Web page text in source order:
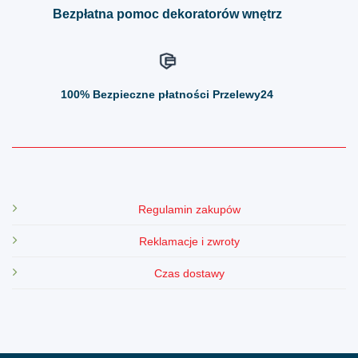
Bezpłatna pomoc dekoratorów wnętrz
100% Bezpieczne płatności Przelewy24
Regulamin zakupów
Reklamacje i zwroty
Czas dostawy